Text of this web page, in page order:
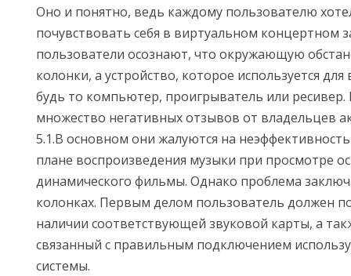
Оно и понятно, ведь каждому пользователю
почувствовать себя в виртуальном концертном
пользователи осознают, что окружающую
колонки, а устройство, которое используется
будь то компьютер, проигрыватель или
множество негативных отзывов от владельцев
5.1.В основном они жалуются на
плане воспроизведения музыки при просмотре
динамического фильмы. Однако проблема
колонках. Первым делом пользователь должен
наличии соответствующей звуковой карты, а
связанный с правильным подключением
системы.